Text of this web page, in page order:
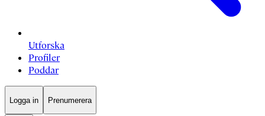
Utforska
Profiler
Poddar
Logga in Prenumerera